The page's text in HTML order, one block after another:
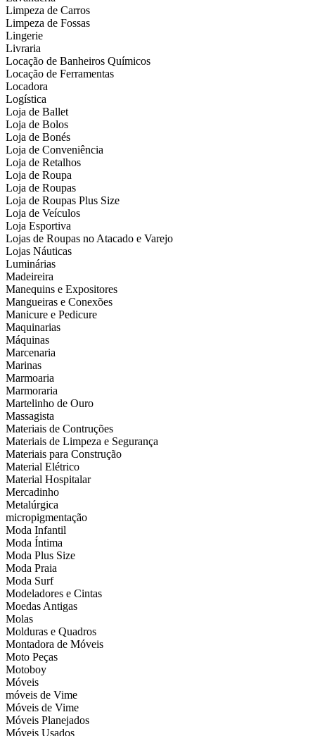
Limpeza de Carros
Limpeza de Fossas
Lingerie
Livraria
Locação de Banheiros Químicos
Locação de Ferramentas
Locadora
Logística
Loja de Ballet
Loja de Bolos
Loja de Bonés
Loja de Conveniência
Loja de Retalhos
Loja de Roupa
Loja de Roupas
Loja de Roupas Plus Size
Loja de Veículos
Loja Esportiva
Lojas de Roupas no Atacado e Varejo
Lojas Náuticas
Luminárias
Madeireira
Manequins e Expositores
Mangueiras e Conexões
Manicure e Pedicure
Maquinarias
Máquinas
Marcenaria
Marinas
Marmoaria
Marmoraria
Martelinho de Ouro
Massagista
Materiais de Contruções
Materiais de Limpeza e Segurança
Materiais para Construção
Material Elétrico
Material Hospitalar
Mercadinho
Metalúrgica
micropigmentação
Moda Infantil
Moda Íntima
Moda Plus Size
Moda Praia
Moda Surf
Modeladores e Cintas
Moedas Antigas
Molas
Molduras e Quadros
Montadora de Móveis
Moto Peças
Motoboy
Móveis
móveis de Vime
Móveis de Vime
Móveis Planejados
Móveis Usados